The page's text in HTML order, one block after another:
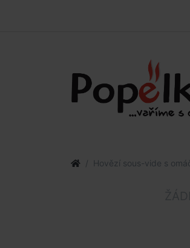
Hovězí sous-vide s